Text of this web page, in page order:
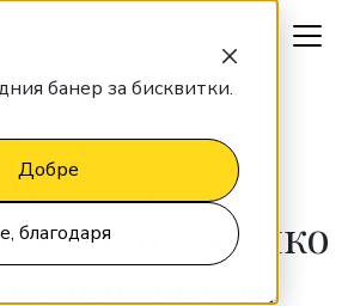
банер за бисквитки.
Добре
благодаря
за
по-малко
вашия екип